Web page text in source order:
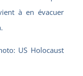
à en évacuer
US Holocaust